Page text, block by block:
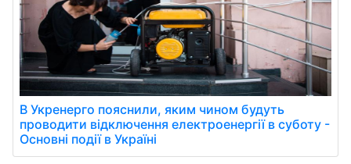
В Укренерго пояснили, яким чином будуть
проводити відключення електроенергії в суботу -
Основні події в Україні